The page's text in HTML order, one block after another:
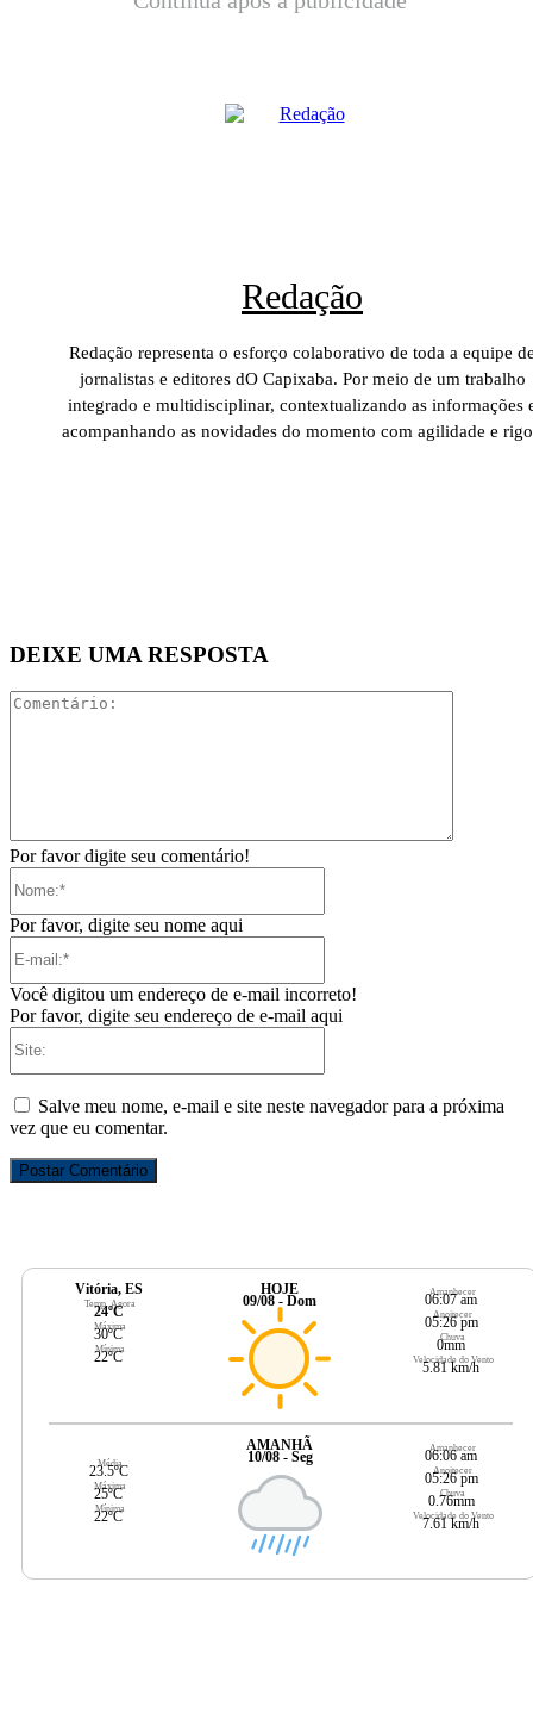
Redação
Redação representa o esforço colaborativo de toda a equipe
jornalistas e editores dO Capixaba. Por meio de um trabalho
integrado e multidisciplinar, contextualizando as informações
acompanhando as novidades do momento com agilidade e
DEIXE UMA RESPOSTA
Por favor digite seu comentário!
Por favor, digite seu nome aqui
Você digitou um endereço de e-mail incorreto!
Por favor, digite seu endereço de e-mail aqui
Salve meu nome, e-mail e site neste navegador para a próxima
vez que eu comentar.
Vitória, ES
Temp. Agora
24ºC
Máxima
30ºC
Mínima
22ºC
HOJE
09/08 - Dom
Amanhecer
06:07 am
Anoitecer
05:26 pm
Chuva
0mm
Velocidade do Vento
5.81 km/h
Média
23.5ºC
Máxima
25ºC
Mínima
22ºC
AMANHÃ
10/08 - Seg
Amanhecer
06:06 am
Anoitecer
05:26 pm
Chuva
0.76mm
Velocidade do Vento
7.61 km/h